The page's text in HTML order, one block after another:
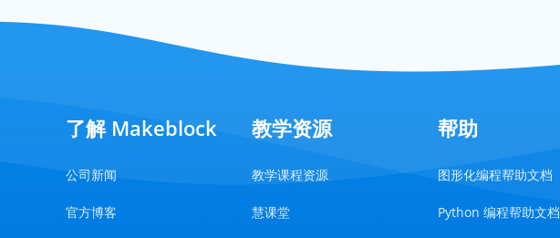
了解 Makeblock
公司新闻
官方博客
教学资源
教学课程资源
慧课堂
帮助
图形化编程帮助文档
Python 编程帮助文档